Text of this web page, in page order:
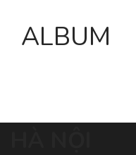
ALBUM